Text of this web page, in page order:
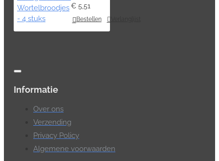
€ 5,51
Bestellen
Informatie
Over ons
Verzending
Privacy Policy
Algemene voorwaarden